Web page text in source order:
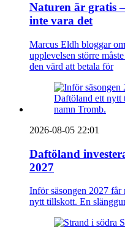
Naturen är gratis
inte vara det
Marcus Eldh bloggar
upplevelsen större
den värd att betala för
2026-08-05 22:01
Daftöland
2027
Inför säsongen 2027 får
nytt tillskott. En